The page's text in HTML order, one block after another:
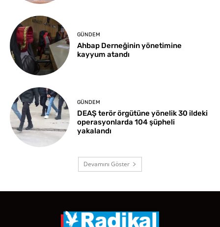
GÜNDEM
Ahbap Derneğinin yönetimine
kayyum atandı
GÜNDEM
DEAŞ terör örgütüne yönelik 30 ildeki
operasyonlarda 104 şüpheli
yakalandı
Devamını Göster